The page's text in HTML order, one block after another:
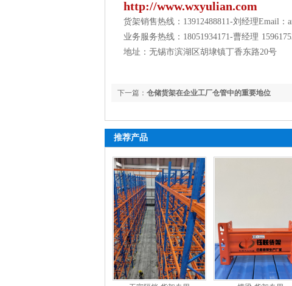
http://www.wxyulian.com
货架销售热线：13912488811-刘经理Email：
业务服务热线：18051934171-曹经理
地址：无锡市滨湖区胡埭镇丁香东路20号
下一篇： 仓储货架在企业工厂仓管中的重要地位
推荐产品